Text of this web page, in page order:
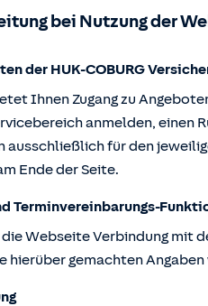
bei Nutzung der
der HUK-COBURG
Ihnen Zugang zu
anmelden, einen
ausschließlich für den
Ende der Seite.
Terminvereinbarungs-
Webseite Verbindung mit
hierüber gemachten